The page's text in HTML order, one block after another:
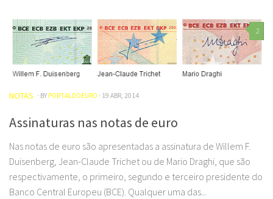
2
NOTAS · BY PORTALDOEURO · 19 ABR, 2014
Assinaturas nas notas de euro
Nas notas de euro são apresentadas a assinatura de Willem F.
Duisenberg, Jean-Claude Trichet ou de Mario Draghi, que são
respectivamente, o primeiro, segundo e terceiro presidente do
Banco Central Europeu (BCE). Qualquer uma das...